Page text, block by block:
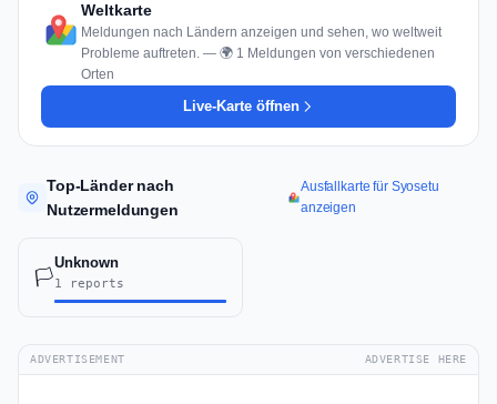
Weltkarte
Meldungen nach Ländern anzeigen und sehen, wo weltweit
Probleme auftreten. — 🌍 1 Meldungen von verschiedenen
Orten
Live-Karte öffnen
Top-Länder nach
Nutzermeldungen
Ausfallkarte für Syosetu
anzeigen
🏳️
Unknown
1 reports
ADVERTISEMENT ADVERTISE HERE